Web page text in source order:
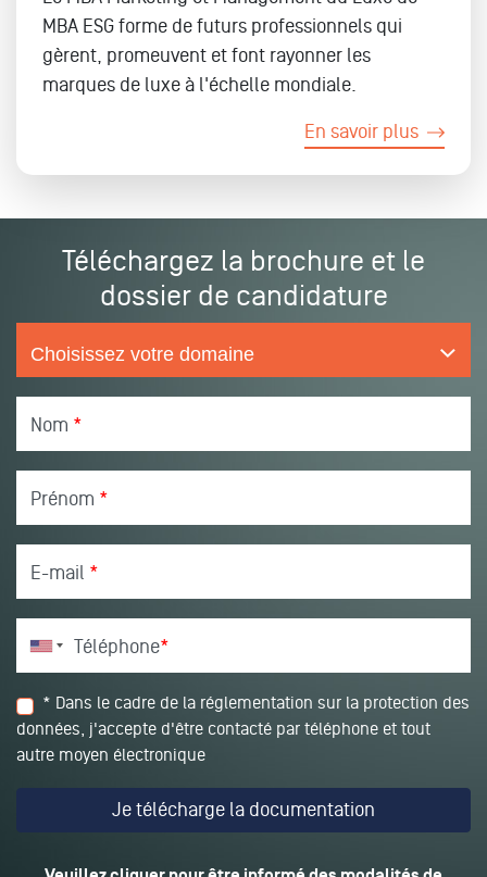
MBA ESG forme de futurs professionnels qui
gèrent, promeuvent et font rayonner les
marques de luxe à l'échelle mondiale.
En savoir plus
Téléchargez la brochure et le
dossier de candidature
Nom *
Prénom *
E-mail *
Téléphone*
* Dans le cadre de la réglementation sur la protection des
données, j'accepte d'être contacté par téléphone et tout
autre moyen électronique